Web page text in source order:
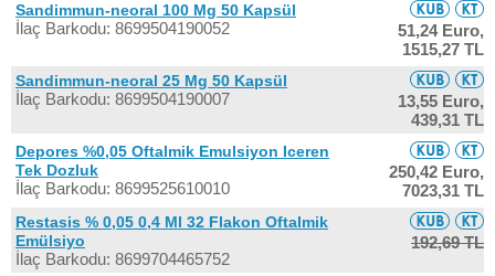
Sandimmun-neoral 100 Mg 50 Kapsül
İlaç Barkodu: 8699504190052
51,24 Euro,
1515,27 TL
Sandimmun-neoral 25 Mg 50 Kapsül
İlaç Barkodu: 8699504190007
13,55 Euro,
439,31 TL
Depores %0,05 Oftalmik Emulsiyon Iceren
Tek Dozluk
İlaç Barkodu: 8699525610010
250,42 Euro,
7023,31 TL
Restasis % 0,05 0,4 Ml 32 Flakon Oftalmik
Emülsiyo
İlaç Barkodu: 8699704465752
192,69 TL